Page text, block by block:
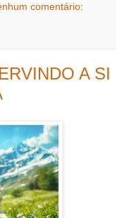
comentário:
A SI